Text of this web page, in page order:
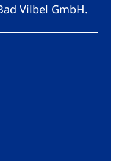
Vilbel GmbH.